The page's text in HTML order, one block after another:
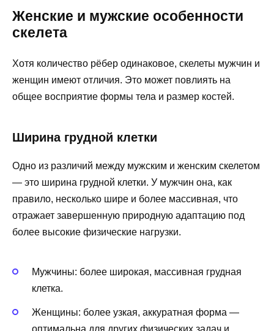
Женские и мужские особенности
скелета
Хотя количество рёбер одинаковое, скелеты мужчин и
женщин имеют отличия. Это может повлиять на
общее восприятие формы тела и размер костей.
Ширина грудной клетки
Одно из различий между мужским и женским скелетом
— это ширина грудной клетки. У мужчин она, как
правило, несколько шире и более массивная, что
отражает завершенную природную адаптацию под
более высокие физические нагрузки.
Мужчины: более широкая, массивная грудная
клетка.
Женщины: более узкая, аккуратная форма —
оптимальна для других физических задач и